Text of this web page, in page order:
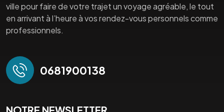
ville pour faire de votre trajet un voyage agréable, le tout
en arrivant à l’heure à vos rendez-vous personnels comme
professionnels.
0681900138